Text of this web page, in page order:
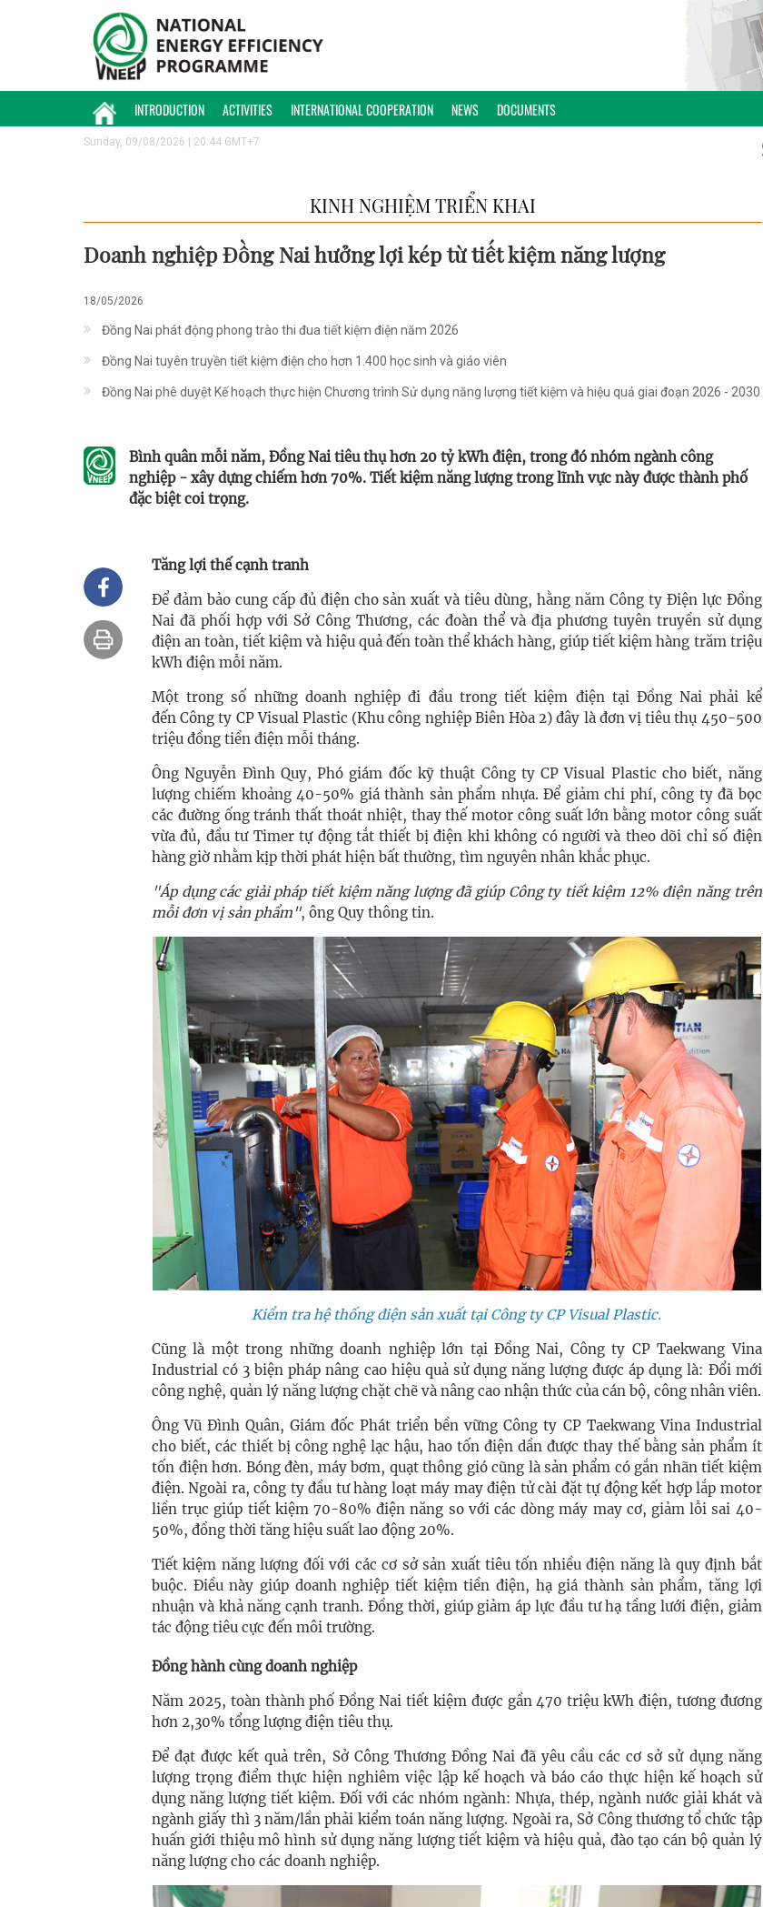
INTRODUCTION ACTIVITIES INTERNATIONAL COOPERATION NEWS DOCUMENTS
Sunday, 09/08/2026 | 20:44 GMT+7
KINH NGHIỆM TRIỂN KHAI
Doanh nghiệp Đồng Nai hưởng lợi kép từ tiết kiệm năng lượng
18/05/2026
Đồng Nai phát động phong trào thi đua tiết kiệm điện năm 2026
Đồng Nai tuyên truyền tiết kiệm điện cho hơn 1.400 học sinh và giáo viên
Đồng Nai phê duyệt Kế hoạch thực hiện Chương trình Sử dụng năng lượng tiết kiệm và hiệu quả giai đoạn 2026 - 2030
Bình quân mỗi năm, Đồng Nai tiêu thụ hơn 20 tỷ kWh điện, trong đó nhóm ngành công
nghiệp - xây dựng chiếm hơn 70%. Tiết kiệm năng lượng trong lĩnh vực này được thành phố
đặc biệt coi trọng.
Tăng lợi thế cạnh tranh
Để đảm bảo cung cấp đủ điện cho sản xuất và tiêu dùng, hằng năm Công ty Điện lực Đồng
Nai đã phối hợp với Sở Công Thương, các đoàn thể và địa phương tuyên truyền sử dụng
điện an toàn, tiết kiệm và hiệu quả đến toàn thể khách hàng, giúp tiết kiệm hàng trăm triệu
kWh điện mỗi năm.
Một trong số những doanh nghiệp đi đầu trong tiết kiệm điện tại Đồng Nai phải kể
đến Công ty CP Visual Plastic (Khu công nghiệp Biên Hòa 2) đây là đơn vị tiêu thụ 450-500
triệu đồng tiền điện mỗi tháng.
Ông Nguyễn Đình Quy, Phó giám đốc kỹ thuật Công ty CP Visual Plastic cho biết, năng
lượng chiếm khoảng 40-50% giá thành sản phẩm nhựa. Để giảm chi phí, công ty đã bọc
các đường ống tránh thất thoát nhiệt, thay thế motor công suất lớn bằng motor công suất
vừa đủ, đầu tư Timer tự động tắt thiết bị điện khi không có người và theo dõi chỉ số điện
hàng giờ nhằm kịp thời phát hiện bất thường, tìm nguyên nhân khắc phục.
"Áp dụng các giải pháp tiết kiệm năng lượng đã giúp Công ty tiết kiệm 12% điện năng trên
mỗi đơn vị sản phẩm", ông Quy thông tin.
Kiểm tra hệ thống điện sản xuất tại Công ty CP Visual Plastic.
Cũng là một trong những doanh nghiệp lớn tại Đồng Nai, Công ty CP Taekwang Vina
Industrial có 3 biện pháp nâng cao hiệu quả sử dụng năng lượng được áp dụng là: Đổi mới
công nghệ, quản lý năng lượng chặt chẽ và nâng cao nhận thức của cán bộ, công nhân viên.
Ông Vũ Đình Quân, Giám đốc Phát triển bền vững Công ty CP Taekwang Vina Industrial
cho biết, các thiết bị công nghệ lạc hậu, hao tốn điện dần được thay thế bằng sản phẩm ít
tốn điện hơn. Bóng đèn, máy bơm, quạt thông gió cũng là sản phẩm có gắn nhãn tiết kiệm
điện. Ngoài ra, công ty đầu tư hàng loạt máy may điện tử cài đặt tự động kết hợp lắp motor
liền trục giúp tiết kiệm 70-80% điện năng so với các dòng máy may cơ, giảm lỗi sai 40-
50%, đồng thời tăng hiệu suất lao động 20%.
Tiết kiệm năng lượng đối với các cơ sở sản xuất tiêu tốn nhiều điện năng là quy định bắt
buộc. Điều này giúp doanh nghiệp tiết kiệm tiền điện, hạ giá thành sản phẩm, tăng lợi
nhuận và khả năng cạnh tranh. Đồng thời, giúp giảm áp lực đầu tư hạ tầng lưới điện, giảm
tác động tiêu cực đến môi trường.
Đồng hành cùng doanh nghiệp
Năm 2025, toàn thành phố Đồng Nai tiết kiệm được gần 470 triệu kWh điện, tương đương
hơn 2,30% tổng lượng điện tiêu thụ.
Để đạt được kết quả trên, Sở Công Thương Đồng Nai đã yêu cầu các cơ sở sử dụng năng
lượng trọng điểm thực hiện nghiêm việc lập kế hoạch và báo cáo thực hiện kế hoạch sử
dụng năng lượng tiết kiệm. Đối với các nhóm ngành: Nhựa, thép, ngành nước giải khát và
ngành giấy thì 3 năm/lần phải kiểm toán năng lượng. Ngoài ra, Sở Công thương tổ chức tập
huấn giới thiệu mô hình sử dụng năng lượng tiết kiệm và hiệu quả, đào tạo cán bộ quản lý
năng lượng cho các doanh nghiệp.